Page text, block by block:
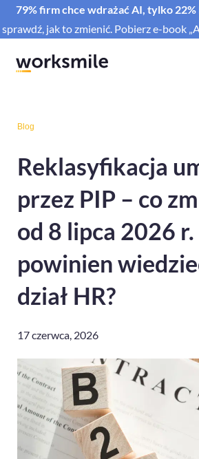
79% firm chce wdrażać AI, tylko
sprawdź, jak to zmienić. Pobierz e-book
Blog
Reklasyfikacja
przez PIP – co
od 8 lipca 2026 r.
powinien
dział HR?
17 czerwca, 2026